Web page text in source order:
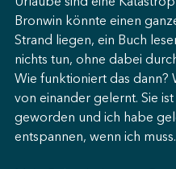
Bronwin könnte einen
Strand liegen, ein Buch
nichts tun, ohne dabei
Wie funktioniert das dann?
von einander gelernt. Sie
geworden und ich habe
entspannen, wenn ich muss.